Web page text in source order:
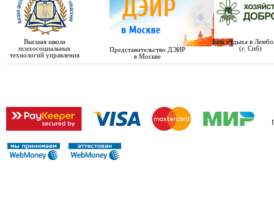
Высшая школа
психосоциальных
технологий управления
Представительство ДЭИР
в Москве
База отдыха в
(г. Спб)